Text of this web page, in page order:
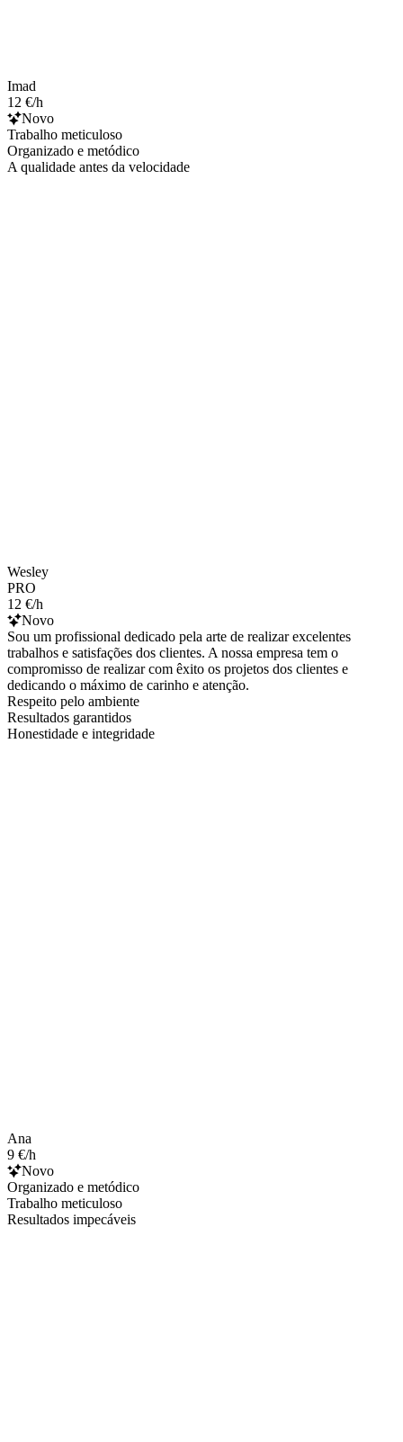
Imad
12 €/h
Novo
Trabalho meticuloso
Organizado e metódico
A qualidade antes da velocidade
Wesley
PRO
12 €/h
Novo
Sou um profissional dedicado pela arte de realizar excelentes
trabalhos e satisfações dos clientes. A nossa empresa tem o
compromisso de realizar com êxito os projetos dos clientes e
dedicando o máximo de carinho e atenção.
Respeito pelo ambiente
Resultados garantidos
Honestidade e integridade
Ana
9 €/h
Novo
Organizado e metódico
Trabalho meticuloso
Resultados impecáveis